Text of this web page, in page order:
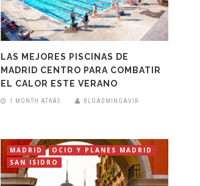
LAS MEJORES PISCINAS DE
MADRID CENTRO PARA COMBATIR
EL CALOR ESTE VERANO
1 MONTH ATRÁS BLGADMINGAVIR
MADRID
OCIO Y PLANES MADRID
SAN ISIDRO